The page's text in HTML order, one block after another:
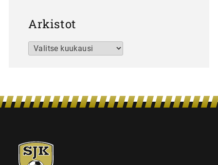
Arkistot
Arkistot
SJK-
juniorit